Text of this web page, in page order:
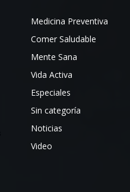
Medicina Preventiva
Comer Saludable
Mente Sana
Vida Activa
Especiales
Sin categoría
Noticias
Video